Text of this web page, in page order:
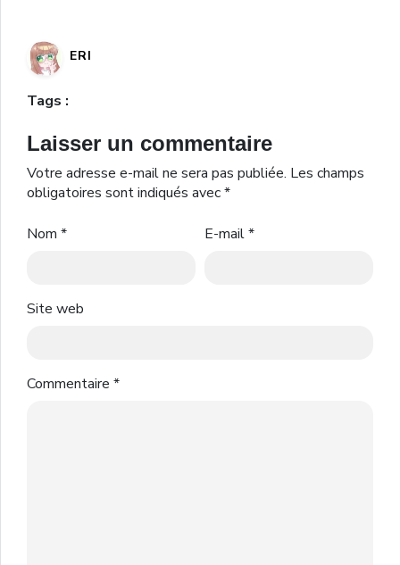
ERI
Tags :
Laisser un commentaire
Votre adresse e-mail ne sera pas publiée. Les champs
obligatoires sont indiqués avec*
Nom * E-mail*
Site web
Commentaire *